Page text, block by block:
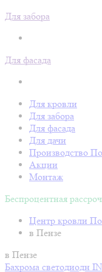
Для забора
Для фасада
Для кровли
Для забора
Для фасада
Для дачи
Производство
Акции
Монтаж
Беспроцентная
Центр кровли
в Пензе
в Пензе
Бахрома светодиодн